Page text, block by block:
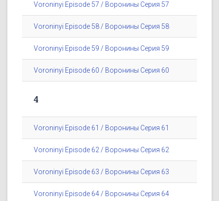
Voroninyi Episode 57 / Воронины Серия 57
Voroninyi Episode 58 / Воронины Серия 58
Voroninyi Episode 59 / Воронины Серия 59
Voroninyi Episode 60 / Воронины Серия 60
4
Voroninyi Episode 61 / Воронины Серия 61
Voroninyi Episode 62 / Воронины Серия 62
Voroninyi Episode 63 / Воронины Серия 63
Voroninyi Episode 64 / Воронины Серия 64